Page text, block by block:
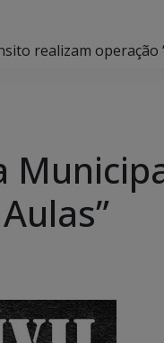
realizam operação